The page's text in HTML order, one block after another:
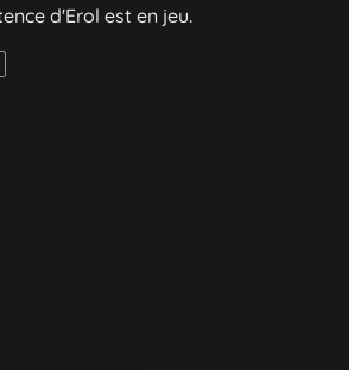
d'Erol est en jeu.